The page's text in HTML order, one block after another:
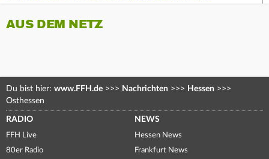
AUS DEM NETZ
Du bist hier: www.FFH.de >>> Nachrichten >>> Hessen >>>
Osthessen
RADIO
FFH Live
80er Radio
NEWS
Hessen News
Frankfurt News